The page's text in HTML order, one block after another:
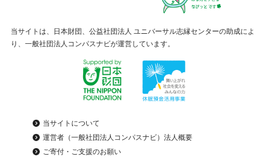
当サイトは、日本財団、公益社団法人 ユニバーサル志縁センターの助成によ
り、一般社団法人コンパスナビが運営しています。
当サイトについて
運営者（一般社団法人コンパスナビ）法人概要
ご寄付・ご支援のお願い